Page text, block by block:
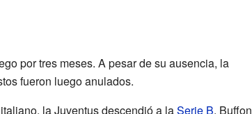
por tres meses. A pesar de su ausencia, la
fueron luego anulados.
la Juventus descendió a laSerie B. Buffon